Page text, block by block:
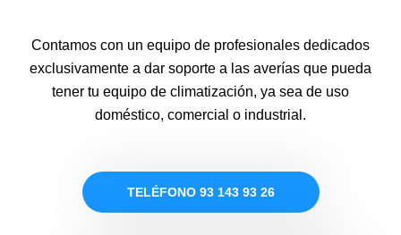
Contamos con un equipo de profesionales dedicados
exclusivamente a dar soporte a las averías que pueda
tener tu equipo de climatización, ya sea de uso
doméstico, comercial o industrial.
TELÉFONO 93 143 93 26